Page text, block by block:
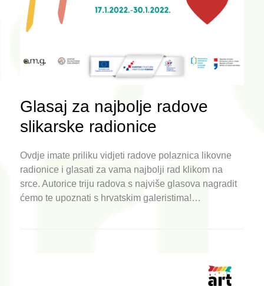
Glasaj za najbolje radove
slikarske radionice
Ovdje imate priliku vidjeti radove polaznica likovne
radionice i glasati za vama najbolji rad klikom na
srce. Autorice triju radova s najviše glasova nagradit
ćemo te upoznati s hrvatskim galeristima!…